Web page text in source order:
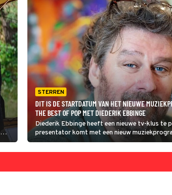
STERREN
DIT IS DE STARTDATUM VAN HET NIEUWE
THE BEST OF POP MET DIEDERIK EBBINGE
Diederik Ebbinge heeft een nieuwe tv-klus te
presentator komt met een nieuw
genaamd The Best of Pop. Eerder vertelde
meer over dit programma in Ivo, Even op